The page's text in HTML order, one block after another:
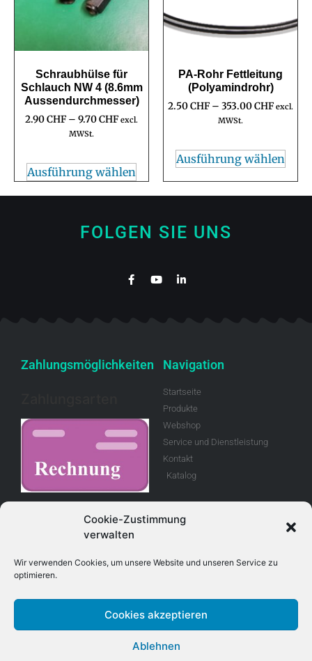
Cookie-Zustimmung
verwalten
Wir verwenden Cookies, um unsere Website und unseren Service zu
optimieren.
Cookies akzeptieren
Ablehnen
Schraubhülse für
Schlauch NW 4 (8.6mm
Aussendurchmesser)
2.90CHF – 9.70CHF excl.
MWSt.
Ausführung wählen
PA-Rohr Fettleitung
(Polyamindrohr)
2.50CHF – 353.00CHF excl.
MWSt.
Ausführung wählen
FOLGEN SIE UNS
Zahlungsmöglichkeiten
Geschäftsbedingungen
Retouren
Navigation
Startseite
Produkte
Webshop
Service und Dienstleistung
Kontakt
Katalog
Adresse Kontakt